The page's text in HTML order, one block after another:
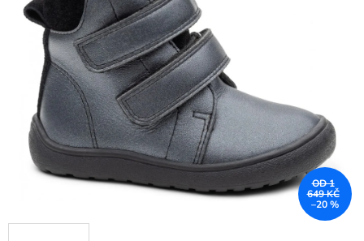
OD 1
649 KČ
–20 %